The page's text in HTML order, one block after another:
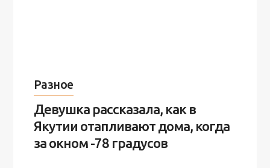
Разное
Девушка рассказала, как в
Якутии отапливают дома, когда
за окном -78 градусов